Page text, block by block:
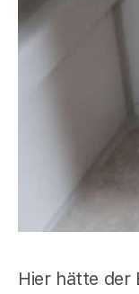
Hier hätte der